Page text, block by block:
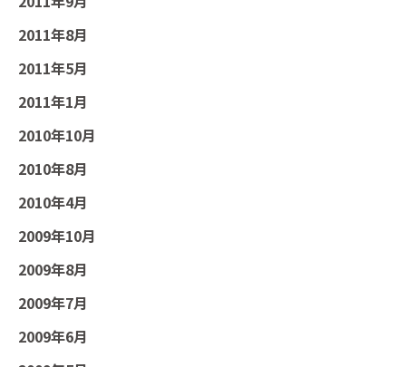
2011年8月
2011年5月
2011年1月
2010年10月
2010年8月
2010年4月
2009年10月
2009年8月
2009年7月
2009年6月